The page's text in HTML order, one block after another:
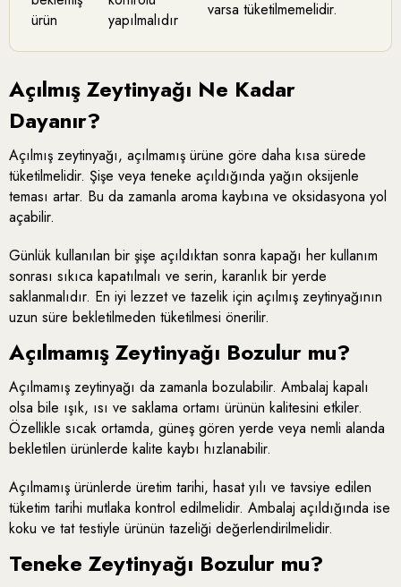
ürün
yapılmalıdır
varsa tüketilmemelidir.
Açılmış Zeytinyağı Ne Kadar
Dayanır?
Açılmış zeytinyağı, açılmamış ürüne göre daha kısa sürede
tüketilmelidir. Şişe veya teneke açıldığında yağın oksijenle
teması artar. Bu da zamanla aroma kaybına ve oksidasyona yol
açabilir.
Günlük kullanılan bir şişe açıldıktan sonra kapağı her kullanım
sonrası sıkıca kapatılmalı ve serin, karanlık bir yerde
saklanmalıdır. En iyi lezzet ve tazelik için açılmış zeytinyağının
uzun süre bekletilmeden tüketilmesi önerilir.
Açılmamış Zeytinyağı Bozulur mu?
Açılmamış zeytinyağı da zamanla bozulabilir. Ambalaj kapalı
olsa bile ışık, ısı ve saklama ortamı ürünün kalitesini etkiler.
Özellikle sıcak ortamda, güneş gören yerde veya nemli alanda
bekletilen ürünlerde kalite kaybı hızlanabilir.
Açılmamış ürünlerde üretim tarihi, hasat yılı ve tavsiye edilen
tüketim tarihi mutlaka kontrol edilmelidir. Ambalaj açıldığında ise
koku ve tat testiyle ürünün tazeliği değerlendirilmelidir.
Teneke Zeytinyağı Bozulur mu?